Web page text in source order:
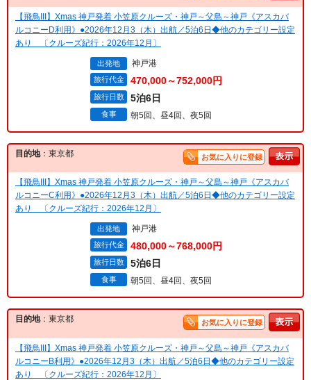
【飛鳥III】Xmas 神戸発着 小笠原クルーズ・神戸～父島～神戸《アスカバ
ルコニーD利用》●2026年12月3（木）出航／5泊6日◆他のカテゴリー設定
あり 〔クルーズ紀行：2026年12月〕
出発地 神戸港
旅行代金 470,000～752,000円
旅行日数 5泊6日
食事 朝5回、昼4回、夜5回
目的地：東京都 お気に入りに登録
【飛鳥III】Xmas 神戸発着 小笠原クルーズ・神戸～父島～神戸《アスカバ
ルコニーC利用》●2026年12月3（木）出航／5泊6日◆他のカテゴリー設定
あり 〔クルーズ紀行：2026年12月〕
出発地 神戸港
旅行代金 480,000～768,000円
旅行日数 5泊6日
食事 朝5回、昼4回、夜5回
目的地：東京都 お気に入りに登録
【飛鳥III】Xmas 神戸発着 小笠原クルーズ・神戸～父島～神戸《アスカバ
ルコニーB利用》●2026年12月3（木）出航／5泊6日◆他のカテゴリー設定
あり 〔クルーズ紀行：2026年12月〕